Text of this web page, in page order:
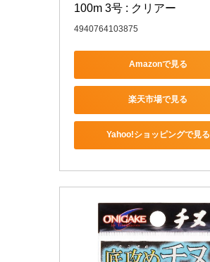
100m 3号 : クリアー
4940764103875
Amazonで見る
楽天市場で見る
Yahoo!ショッピングで見る